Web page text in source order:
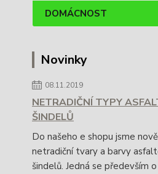
DOMÁCNOST
Novinky
08.11.2019
NETRADIČNÍ TYPY
ŠINDELŮ
Do našeho e shopu jsme
netradiční tvary a barvy
šindelů. Jedná se především